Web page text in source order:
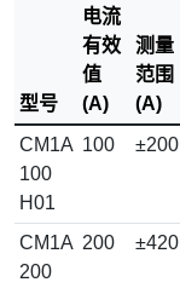
型号
电流
有效
值
(A)
测量
范围
(A)
CM1A
100
H01
100 ±200
CM1A
200
200 ±420